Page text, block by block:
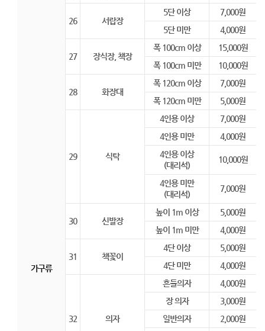
가구류
26 서랍장
5단 이상
7,000원
5단 미만
4,000원
27 장식장, 책장
폭 100cm 이상
15,000원
폭 100cm 미만
10,000원
28 화장대
폭 120cm 이상
7,000원
폭 120cm 미만
5,000원
29 식탁
4인용 이상
7,000원
4인용 미만
4,000원
4인용 이상
(대리석)
10,000원
4인용 미만
(대리석)
7,000원
30 신발장
높이 1m 이상
5,000원
높이 1m 미만
4,000원
31 책꽃이
4단 이상
5,000원
4단 미만
4,000원
32 의자
흔들의자
4,000원
장 의자
3,000원
일반의자
2,000원